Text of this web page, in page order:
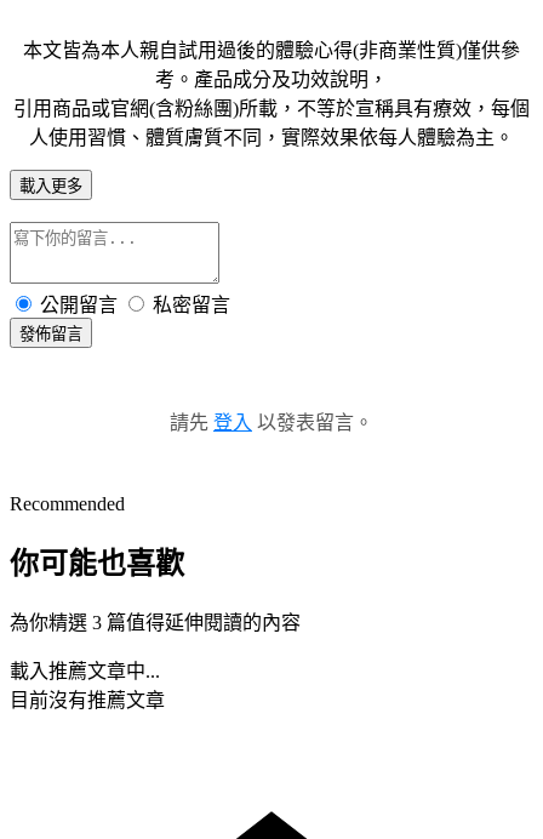
本文皆為本人親自試用過後的體驗心得(非商業性質)僅供參
考。產品成分及功效說明，
引用商品或官網(含粉絲團)所載，不等於宣稱具有療效，每個
人使用習慣、體質膚質不同，實際效果依每人體驗為主。
載入更多
公開留言 私密留言
發佈留言
請先 登入 以發表留言。
Recommended
你可能也喜歡
為你精選 3 篇值得延伸閱讀的內容
載入推薦文章中...
目前沒有推薦文章